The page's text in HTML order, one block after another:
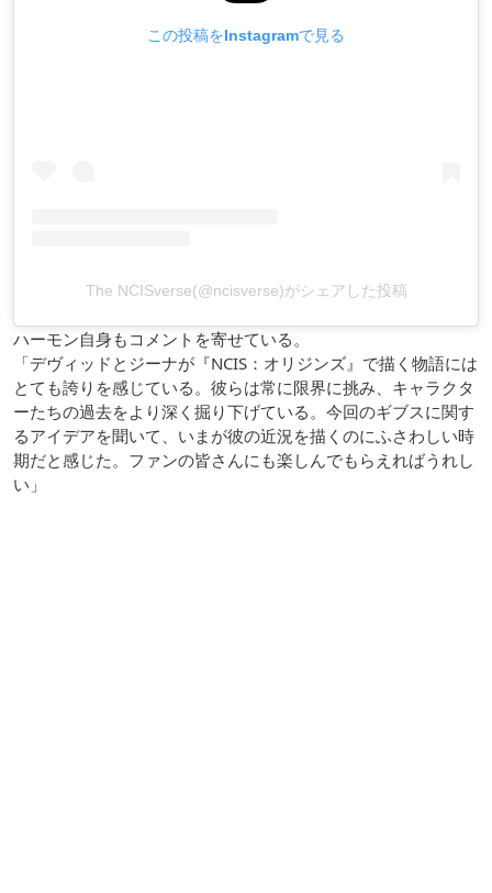
この投稿をInstagramで見る
The NCISverse(@ncisverse)がシェアした投稿
ハーモン自身もコメントを寄せている。
「デヴィッドとジーナが『NCIS：オリジンズ』で描く物語には
とても誇りを感じている。彼らは常に限界に挑み、キャラクタ
ーたちの過去をより深く掘り下げている。今回のギブスに関す
るアイデアを聞いて、いまが彼の近況を描くのにふさわしい時
期だと感じた。ファンの皆さんにも楽しんでもらえればうれし
い」